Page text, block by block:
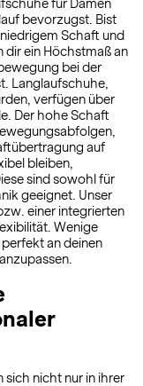
für Damen
bevorzugst. Bist
Schaft und
dir ein Höchstmaß an
bei der
Langlaufschuhe,
verfügen über
Der hohe Schaft
auf
bleiben,
sind sowohl für
geeignet. Unser
einer integrierten
Wenige
an deinen
sich nicht nur in ihrer